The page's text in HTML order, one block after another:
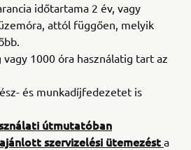
időtartama 2 év, vagy
attól függően, melyik
vagy 1000 óra használatig tart az
és munkadíjfedezetet is
útmutatóban
szervizelési ütemezést a